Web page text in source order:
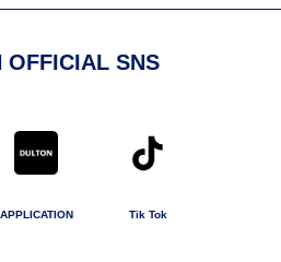
OFFICIAL SNS
APPLICATION Tik Tok